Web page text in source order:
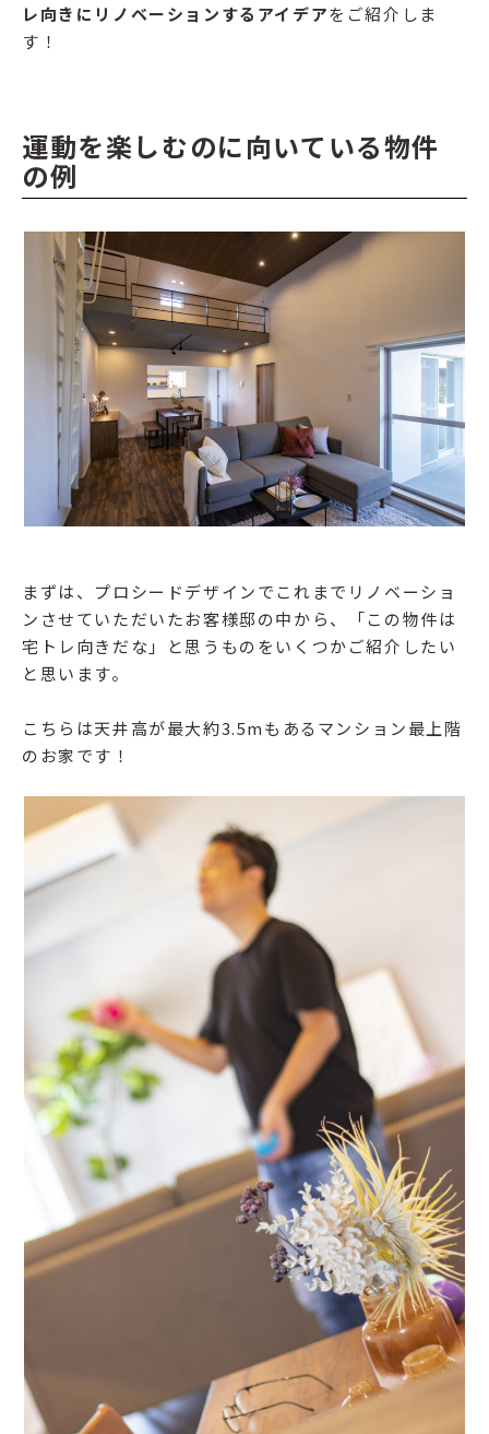
レ向きにリノベーションするアイデアをご紹介しま
す！
運動を楽しむのに向いている物件
の例
まずは、プロシードデザインでこれまでリノベーショ
ンさせていただいたお客様邸の中から、「この物件は
宅トレ向きだな」と思うものをいくつかご紹介したい
と思います。
こちらは天井高が最大約3.5mもあるマンション最上階
のお家です！